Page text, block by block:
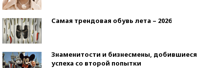
Самая трендовая обувь лета – 2026
Знаменитости и бизнесмены, добившиеся
успеха со второй попытки